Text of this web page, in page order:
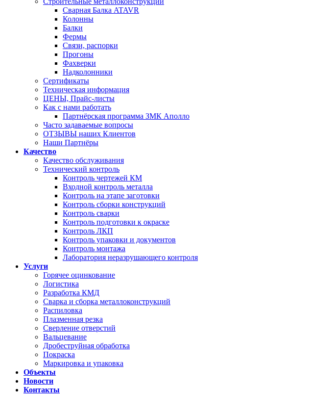
Сварная Балка ATAVR
Колонны
Балки
Фермы
Связи, распорки
Прогоны
Фахверки
Надколонники
Сертификаты
Техническая информация
ЦЕНЫ, Прайс-листы
Как с нами работать
Партнёрская программа ЗМК Аполло
Часто задаваемые вопросы
ОТЗЫВЫ наших Клиентов
Наши Партнёры
Качество
Качество обслуживания
Технический контроль
Контроль чертежей КМ
Входной контроль металла
Контроль на этапе заготовки
Контроль сборки конструкций
Контроль сварки
Контроль подготовки к окраске
Контроль ЛКП
Контроль упаковки и документов
Контроль монтажа
Лаборатория неразрушающего контроля
Услуги
Горячее оцинкование
Логистика
Разработка КМД
Сварка и сборка металлоконструкций
Распиловка
Плазменная резка
Сверление отверстий
Вальцевание
Дробеструйная обработка
Покраска
Маркировка и упаковка
Объекты
Новости
Контакты